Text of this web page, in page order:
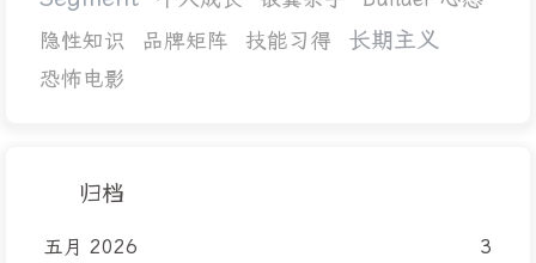
隐性知识
品牌矩阵 技能习得 长期主义
恐怖电影
归档
五月 2026
3